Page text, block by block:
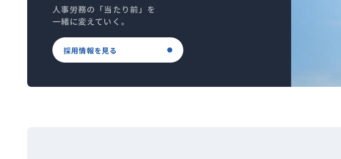
人事労務の「当たり前」を
一緒に変えていく。
採用情報を見る